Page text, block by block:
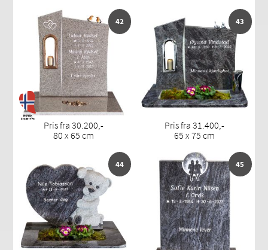
42
Pris fra 30.200,-
80 x 65 cm
43
Pris fra 31.400,-
65 x 75 cm
44 45